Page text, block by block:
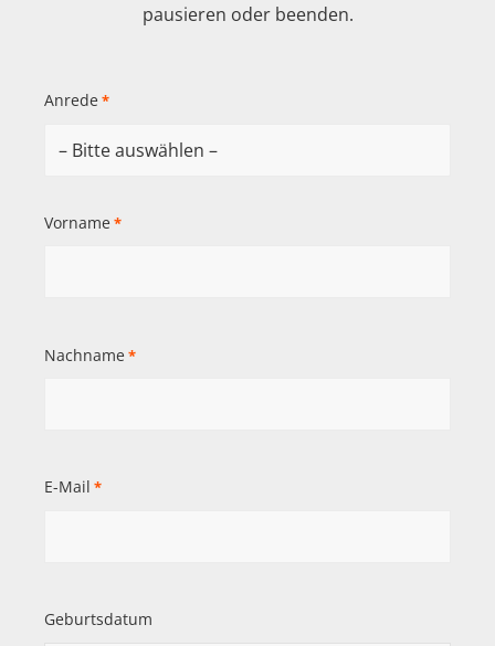
pausieren oder beenden.
Anrede *
Vorname *
Nachname *
E-Mail *
Geburtsdatum